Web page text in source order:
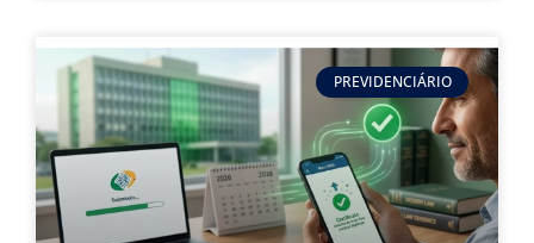
PREVIDENCIÁRIO